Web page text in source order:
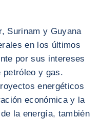
Surinam y Guyana
en los últimos
por sus intereses
petróleo y gas.
energéticos
económica y la
la energía, también